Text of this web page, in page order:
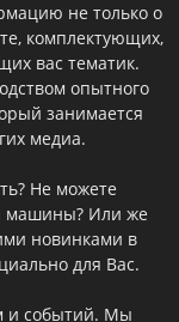
не только о
комплектующих,
вас тематик.
опытного
занимается
медиа.
Не можете
машины? Или же
новинками в
для Вас.
и событий. Мы